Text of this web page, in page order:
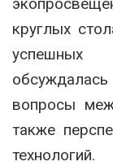
круглых
успешных
вопросы
также
технологий.